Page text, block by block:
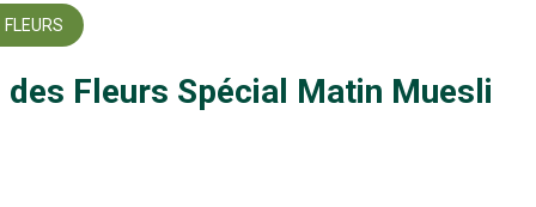
FLEURS
des Fleurs Spécial Matin Muesli